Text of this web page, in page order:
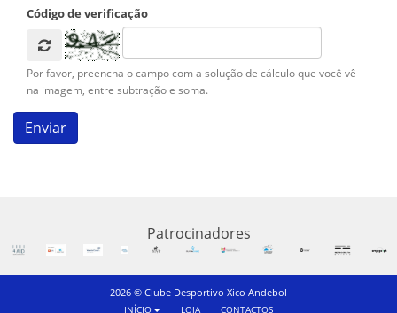
Código de verificação
Por favor, preencha o campo com a solução de cálculo que você vê
na imagem, entre subtração e soma.
Patrocinadores
2026 © Clube Desportivo Xico Andebol
INÍCIO LOJA CONTACTOS